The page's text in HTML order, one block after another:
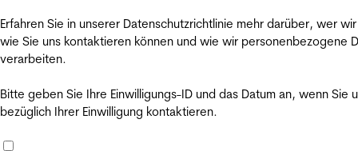
Erfahren Sie in unserer Datenschutzrichtlinie mehr darüber, wer
wie Sie uns kontaktieren können und wie wir personenbezogene
verarbeiten.
Bitte geben Sie Ihre Einwilligungs-ID und das Datum an, wenn Sie
bezüglich Ihrer Einwilligung kontaktieren.